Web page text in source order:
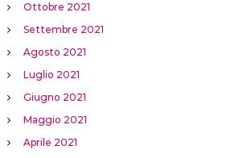
Ottobre 2021
Settembre 2021
Agosto 2021
Luglio 2021
Giugno 2021
Maggio 2021
Aprile 2021